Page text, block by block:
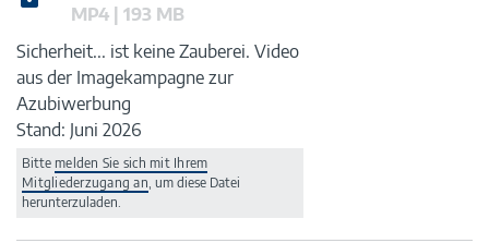
MP4 | 193 MB
Sicherheit... ist keine Zauberei. Video
aus der Imagekampagne zur
Azubiwerbung
Stand: Juni 2026
Bitte melden Sie sich mit Ihrem
Mitgliederzugang an, um diese Datei
herunterzuladen.